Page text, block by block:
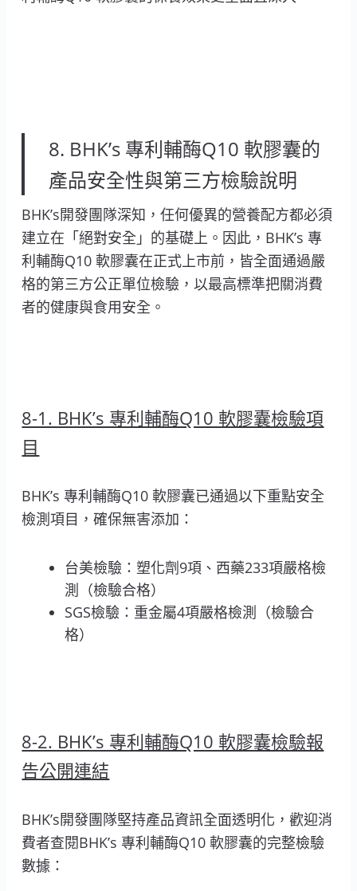
8. BHK’s 專利輔酶Q10 軟膠囊的
產品安全性與第三方檢驗說明
BHK’s開發團隊深知，任何優異的營養配方都必須
建立在「絕對安全」的基礎上。因此，BHK’s 專
利輔酶Q10 軟膠囊在正式上市前，皆全面通過嚴
格的第三方公正單位檢驗，以最高標準把關消費
者的健康與食用安全。
8-1. BHK’s 專利輔酶Q10 軟膠囊檢驗項
目
BHK’s 專利輔酶Q10 軟膠囊已通過以下重點安全
檢測項目，確保無害添加：
台美檢驗：塑化劑9項、西藥233項嚴格檢
測（檢驗合格）
SGS檢驗：重金屬4項嚴格檢測（檢驗合
格）
8-2. BHK’s 專利輔酶Q10 軟膠囊檢驗報
告公開連結
BHK’s開發團隊堅持產品資訊全面透明化，歡迎消
費者查閱BHK’s 專利輔酶Q10 軟膠囊的完整檢驗
數據：